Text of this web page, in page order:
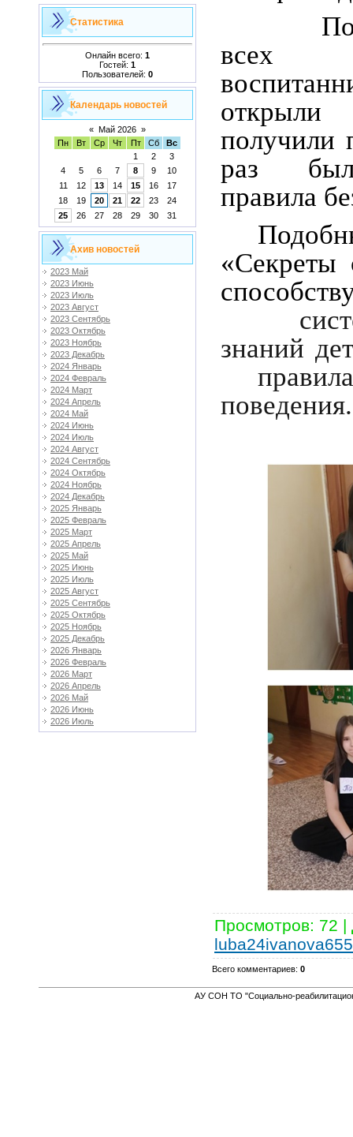
Статистика
Онлайн всего: 1
Гостей: 1
Пользователей: 0
Календарь новостей
« Май 2026 »
Пн
Вт Ср Чт Пт Сб
Вс
1
2
3
4
5 6 7 8 9
10
11
12 13 14 15 16
17
18
19 20 21 22 23
24
25
26 27 28 29 30 31
Ахив новостей
2023 Май
2023 Июнь
2023 Июль
2023 Август
2023 Сентябрь
2023 Октябрь
2023 Ноябрь
2023 Декабрь
2024 Январь
2024 Февраль
2024 Март
2024 Апрель
2024 Май
2024 Июнь
2024 Июль
2024 Август
2024 Сентябрь
2024 Октябрь
2024 Ноябрь
2024 Декабрь
2025 Январь
2025 Февраль
2025 Март
2025 Апрель
2025 Май
2025 Июнь
2025 Июль
2025 Август
2025 Сентябрь
2025 Октябрь
2025 Ноябрь
2025 Декабрь
2026 Январь
2026 Февраль
2026 Март
2026 Апрель
2026 Май
2026 Июнь
2026 Июль
После
всех
получили
раз
правила
«Секреты
знаний
поведения.
Просмотров: 72 |
Всего комментариев: 0
АУ СОН ТО "Социально-